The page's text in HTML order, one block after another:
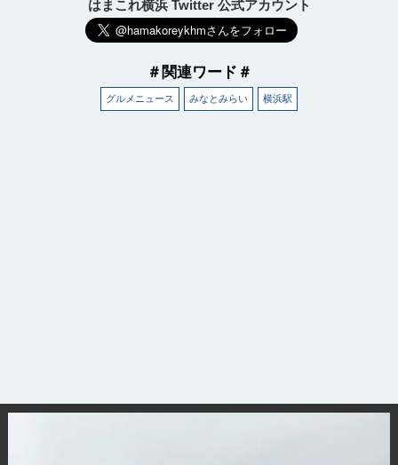
はまこれ横浜 Twitter 公式アカウント
＃関連ワード＃
グルメニュース みなとみらい 横浜駅